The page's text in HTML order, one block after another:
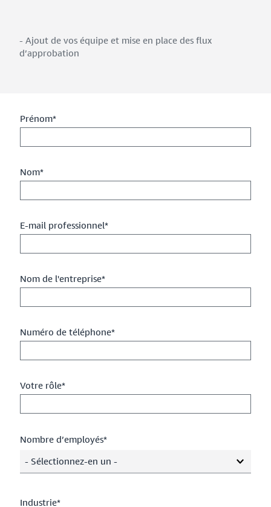
- Ajout de vos équipe et mise en place des flux
d’approbation
Prénom*
Nom*
E-mail professionnel*
Nom de l'entreprise*
Numéro de téléphone*
Votre rôle*
Nombre d’employés*
- Sélectionnez-en un -
Industrie*